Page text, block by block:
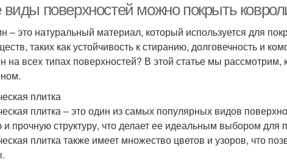
виды поверхностей можно покрыть
– это натуральный материал, который используется для
таких как устойчивость к стиранию, долговечность и
на всех типах поверхностей? В этой статье мы
плитка
плитка – это один из самых популярных видов
и прочную структуру, что делает ее идеальным выбором
плитка также имеет множество цветов и узоров, что